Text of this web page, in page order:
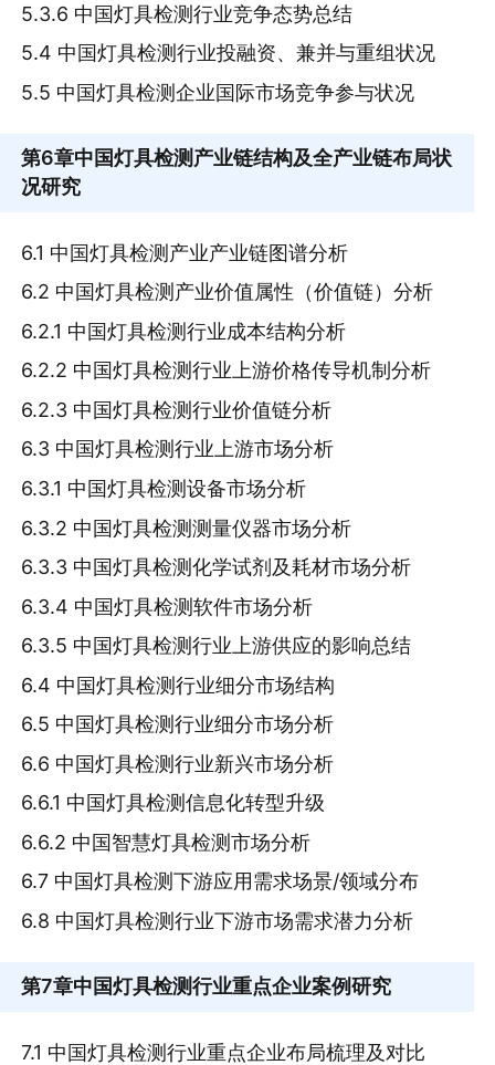
5.3.6 中国灯具检测行业竞争态势总结
5.4 中国灯具检测行业投融资、兼并与重组状况
5.5 中国灯具检测企业国际市场竞争参与状况
第6章中国灯具检测产业链结构及全产业链布局状
况研究
6.1 中国灯具检测产业产业链图谱分析
6.2 中国灯具检测产业价值属性（价值链）分析
6.2.1 中国灯具检测行业成本结构分析
6.2.2 中国灯具检测行业上游价格传导机制分析
6.2.3 中国灯具检测行业价值链分析
6.3 中国灯具检测行业上游市场分析
6.3.1 中国灯具检测设备市场分析
6.3.2 中国灯具检测测量仪器市场分析
6.3.3 中国灯具检测化学试剂及耗材市场分析
6.3.4 中国灯具检测软件市场分析
6.3.5 中国灯具检测行业上游供应的影响总结
6.4 中国灯具检测行业细分市场结构
6.5 中国灯具检测行业细分市场分析
6.6 中国灯具检测行业新兴市场分析
6.6.1 中国灯具检测信息化转型升级
6.6.2 中国智慧灯具检测市场分析
6.7 中国灯具检测下游应用需求场景/领域分布
6.8 中国灯具检测行业下游市场需求潜力分析
第7章中国灯具检测行业重点企业案例研究
7.1 中国灯具检测行业重点企业布局梳理及对比